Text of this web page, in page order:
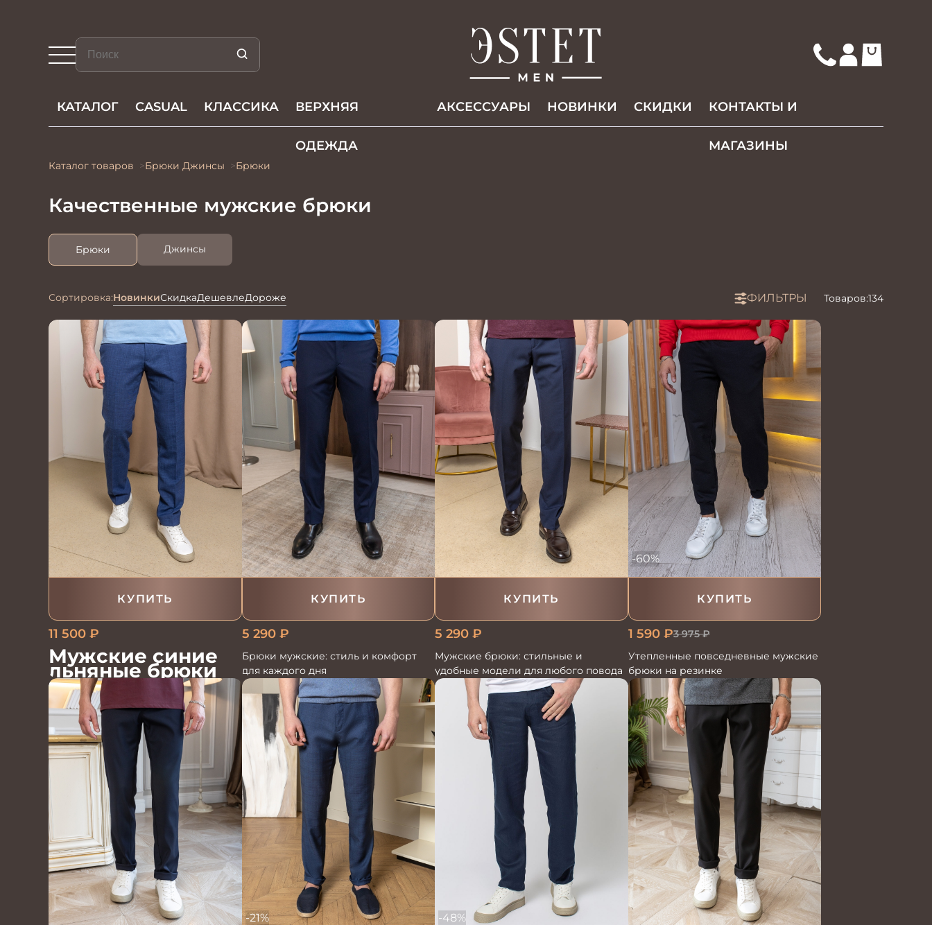
КАТАЛОГ CASUAL КЛАССИКА ВЕРХНЯЯ
ОДЕЖДА
АКCЕССУАРЫ НОВИНКИ СКИДКИ КОНТАКТЫ И
МАГАЗИНЫ
Каталог товаров Брюки Джинсы Брюки
Качественные мужские брюки
Брюки Джинсы
Сортировка:НовинкиСкидкаДешевлеДороже ФИЛЬТРЫ Товаров:134
КУПИТЬ
11 500 ₽
Мужские синие
льняные брюки
КУПИТЬ
5 290₽
Брюки мужские: стиль и комфорт
для каждого дня
КУПИТЬ
5 290 ₽
Мужские брюки: стильные и
удобные модели для любого повода
КУПИТЬ
-60%
1 590₽3 975₽
Утепленные повседневные мужские
брюки на резинке
-21% -48%